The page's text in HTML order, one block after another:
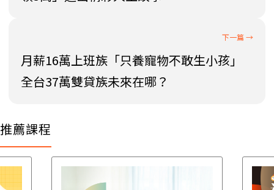
月薪16萬上班族「只養寵物不敢生小孩」
全台37萬雙貸族未來在哪？
推薦課程